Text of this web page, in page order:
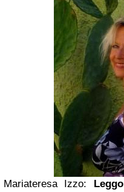
Mariateresa Izzo: